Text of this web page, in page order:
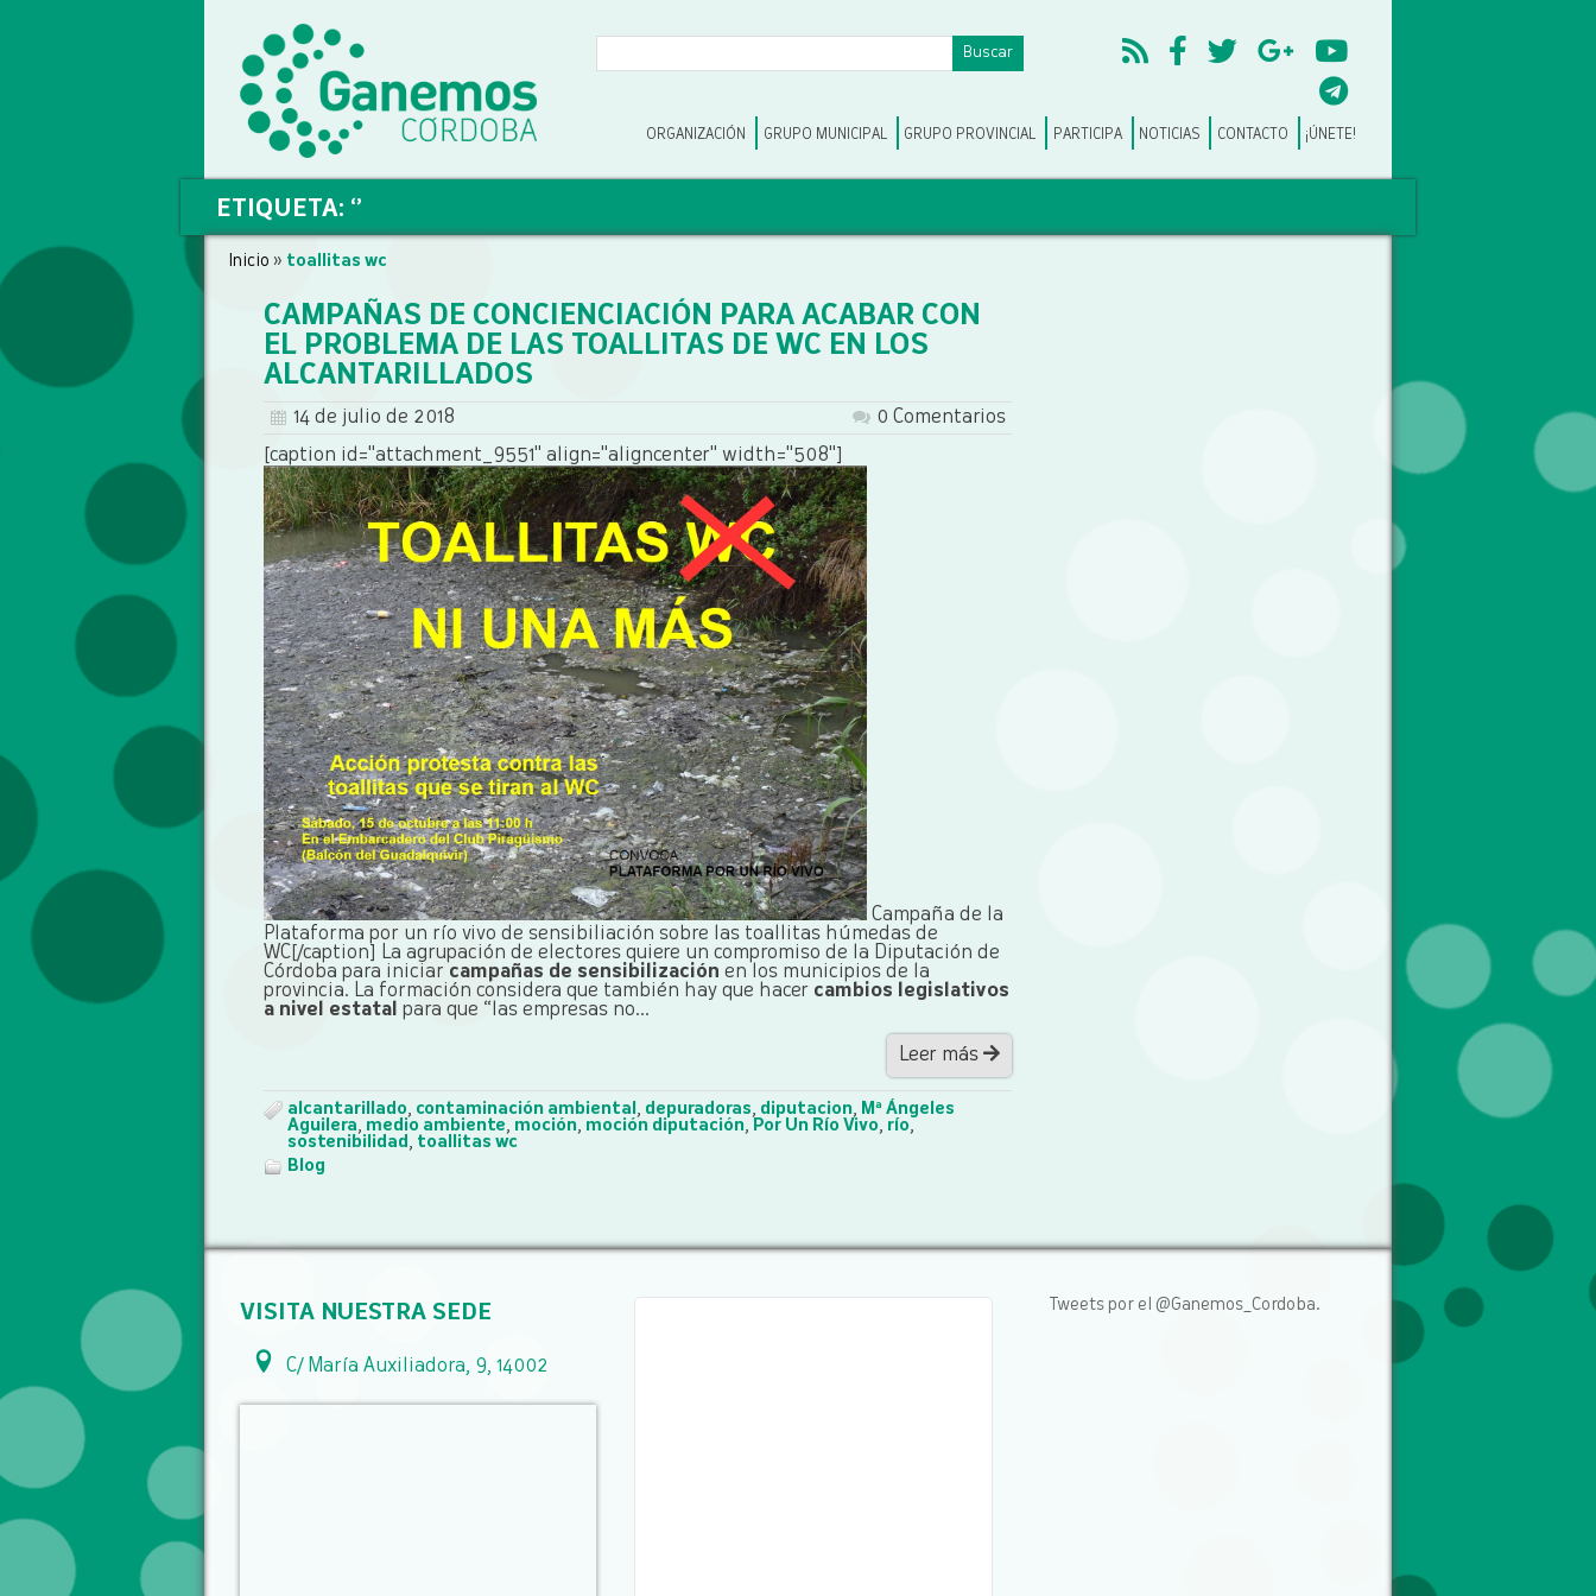
ORGANIZACIÓN GRUPO MUNICIPAL GRUPO PROVINCIAL PARTICIPA NOTICIAS CONTACTO ¡ÚNETE!
ETIQUETA: ‘’
Inicio » toallitas wc
CAMPAÑAS DE CONCIENCIACIÓN PARA ACABAR CON
EL PROBLEMA DE LAS TOALLITAS DE WC EN LOS
ALCANTARILLADOS
14 de julio de 2018
0 Comentarios
[caption id="attachment_9551" align="aligncenter" width="508"]
Campaña de la
Plataforma por un río vivo de sensibiliación sobre las toallitas húmedas de
WC[/caption] La agrupación de electores quiere un compromiso de la Diputación de
Córdoba para iniciar campañas de sensibilización en los municipios de la
provincia. La formación considera que también hay que hacer cambios legislativos
a nivel estatal para que “las empresas no...
Leer más
alcantarillado, contaminación ambiental , depuradoras, diputacion, Mª Ángeles
Aguilera, medio ambiente, moción, moción diputación, Por Un Río Vivo, río,
sostenibilidad , toallitas wc
Blog
VISITA NUESTRA SEDE
C/ María Auxiliadora, 9, 14002
Tweets por el @Ganemos_Cordoba.